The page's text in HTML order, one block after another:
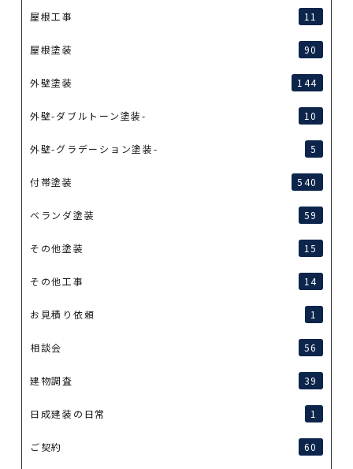
屋根工事 11
屋根塗装 90
外壁塗装 144
外壁-ダブルトーン塗装- 10
外壁-グラデーション塗装- 5
付帯塗装 540
ベランダ塗装 59
その他塗装 15
その他工事 14
お見積り依頼 1
相談会 56
建物調査 39
日成建装の日常 1
ご契約 60